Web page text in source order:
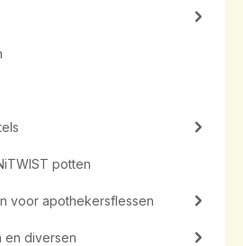
potten
voor apothekersflessen
en diversen